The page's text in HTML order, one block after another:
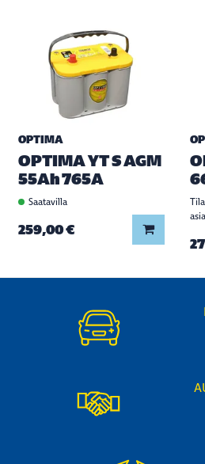
OPTIMA
OPTIMA YT S AGM
55Ah 765A
Saatavilla
259,00 € Lisää